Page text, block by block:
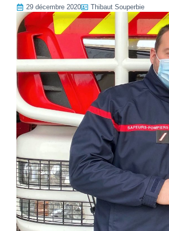
29 décembre 2020 Thibaut Souperbie